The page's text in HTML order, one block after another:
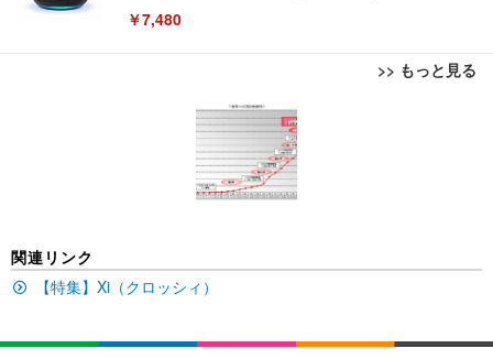
￥7,480
>> もっと見る
[EdoErgo] オフィスチェア 椅子 テレワーク 疲れな
い 跳ね上げ式アームレスト コンパクト 約105度ロッ
キング pc 事務椅子 360度回転 座面昇降 強化ナイロ
ン樹脂ベース 通気性メッシュ 在宅ワーク H-WY01
(黒網+黒枠+黒足)
ュチェア 人間工学 疲れない ブラック
EIZO ビジネス向けプレミアムモニター | FlexScan
EV3240X-WT | 31.5型4K UHD・USB Type-C・ホワ
￥105,595
イト
Amazonベーシック ペットシーツ 薄型 レギュラー 1
回使い捨て 無香料 ホワイト 300枚
x2袋(84枚) ホワイト(吸収面:ライトブルー)
関連リンク
【特集】Xi（クロッシィ）